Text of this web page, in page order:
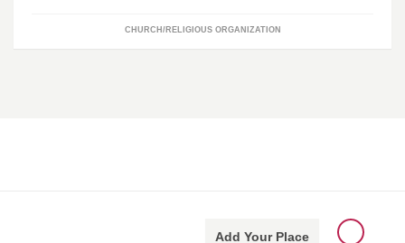
CHURCH/RELIGIOUS ORGANIZATION
Add Your Place